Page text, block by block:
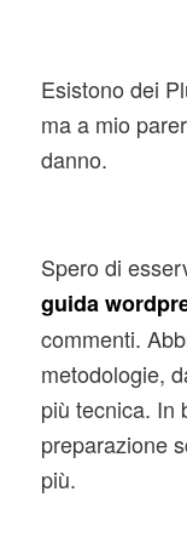
Esistono dei
ma a mio
danno.
Spero di
guida
commenti.
metodologie,
più tecnica. In
preparazione
più.